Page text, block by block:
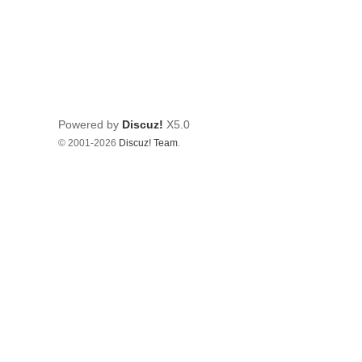
Powered by Discuz! X5.0
© 2001-2026 Discuz! Team